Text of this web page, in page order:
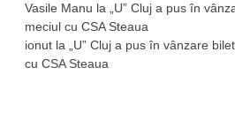
Vasile Manu la
„U” Cluj a pus în
meciul cu CSA Steaua
ionut la
„U” Cluj a pus în vânzare
cu CSA Steaua